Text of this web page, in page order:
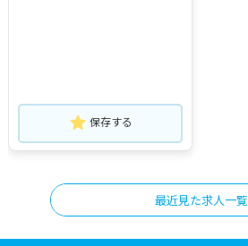
保存する
最近見た求人一覧